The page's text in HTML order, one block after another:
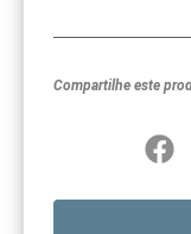
Compartilhe este